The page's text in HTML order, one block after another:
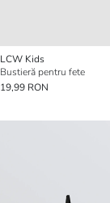
LCW Kids
Bustieră pentru fete
19,99 RON